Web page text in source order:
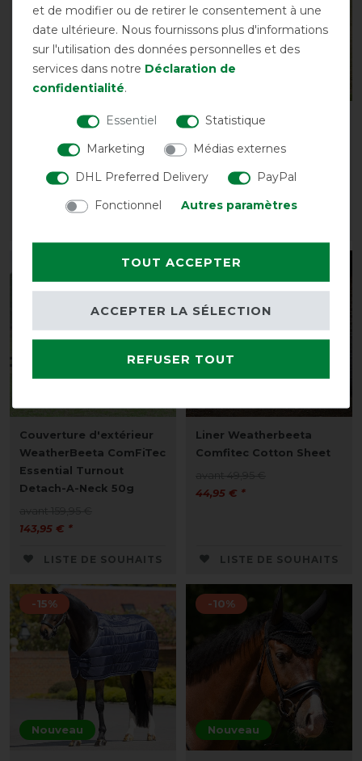
Sangle de couverture
7,95 € *
Weatherbeeta Comfitec
50g
avant 109,95 €
Couverture d'extérieur
WeatherBeeta ComFiTec
Essential Turnout
Detach-A-Neck 50g
143,95 € *
LISTE DE SOUHAITS
-10%
Liner Weatherbeeta
Comfitec Cotton Sheet
44,95 € *
LISTE DE SOUHAITS
Nouveau
-15%
Nouveau
-10%
et de modifier ou de retirer le consentement à une
date ultérieure. Nous fournissons plus d'informations
sur l'utilisation des données personnelles et des
services dans notre Déclaration de
confidentialité.
Essentiel
Statistique
Marketing
Médias externes
DHL Preferred Delivery
PayPal
Fonctionnel
Autres paramètres
TOUT ACCEPTER
REFUSER TOUT
ACCEPTER LA SÉLECTION